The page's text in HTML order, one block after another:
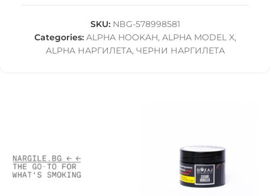
SKU: NBG-578998581
Categories: ALPHA HOOKAH, ALPHA MODEL X,
ALPHA НАРГИЛЕТА, ЧЕРНИ НАРГИЛЕТА